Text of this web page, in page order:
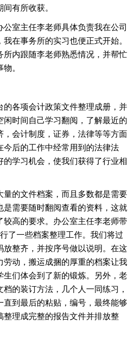
有所收获。
公室主任李老师具体负责我在公司
在事务所的实习也便正式开始。
所内跟随李老师熟悉情况，并帮忙
。
的各项会计政策文件整理成册，并
闲时间自己学习翻阅，了解最近的
，会计制度，证券，法律等等方面
今后的工作中经常用到的法律法
的学习机会，使我们获得了行业相
量的文件档案，而且多数都是需要
是需要随时翻阅查看的资料，这就
较高的要求。办公室主任李老师带
了一些档案整理工作。我们将过
放整齐，并按序号做以说明。在这
劳动，搬运成捆的厚重的档案让我
生们体会到了新的锻炼。另外，老
的装订方法，几个人一同练习，
直到最后的粘贴，编号，最终能够
整理成完整的报告文件并排放整